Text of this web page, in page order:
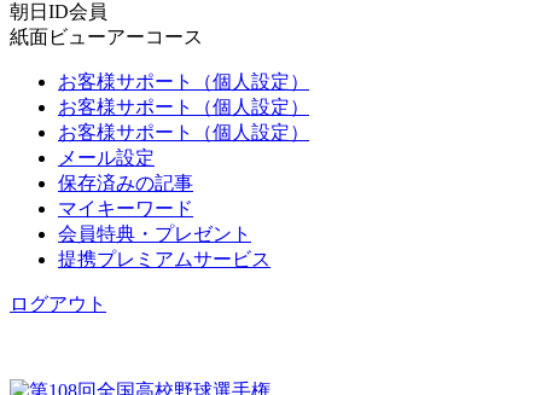
朝日ID会員
紙面ビューアーコース
お客様サポート（個人設定）
お客様サポート（個人設定）
お客様サポート（個人設定）
メール設定
保存済みの記事
マイキーワード
会員特典・プレゼント
提携プレミアムサービス
ログアウト